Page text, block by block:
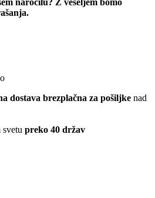
naročilu? Z veseljem bomo
dostava brezplačna za pošiljke nad
preko 40 držav